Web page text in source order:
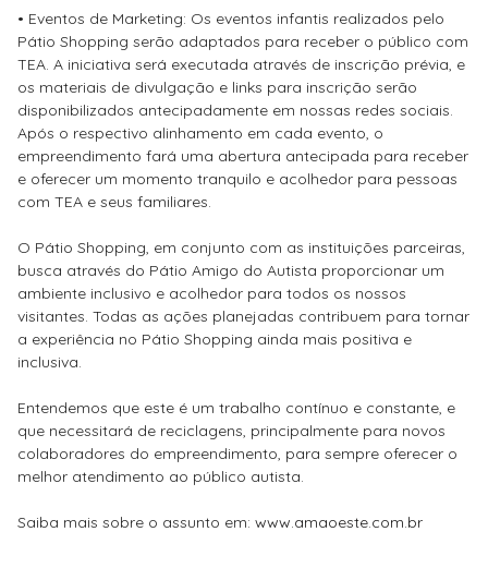
• Eventos de Marketing: Os eventos infantis realizados pelo
Pátio Shopping serão adaptados para receber o público com
TEA. A iniciativa será executada através de inscrição prévia, e
os materiais de divulgação e links para inscrição serão
disponibilizados antecipadamente em nossas redes sociais.
Após o respectivo alinhamento em cada evento, o
empreendimento fará uma abertura antecipada para receber
e oferecer um momento tranquilo e acolhedor para pessoas
com TEA e seus familiares.
O Pátio Shopping, em conjunto com as instituições parceiras,
busca através do Pátio Amigo do Autista proporcionar um
ambiente inclusivo e acolhedor para todos os nossos
visitantes. Todas as ações planejadas contribuem para tornar
a experiência no Pátio Shopping ainda mais positiva e
inclusiva.
Entendemos que este é um trabalho contínuo e constante, e
que necessitará de reciclagens, principalmente para novos
colaboradores do empreendimento, para sempre oferecer o
melhor atendimento ao público autista.
Saiba mais sobre o assunto em: www.amaoeste.com.br